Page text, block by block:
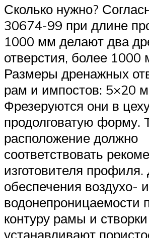
Сколько нужно?
30674-99 при длине
1000 мм делают два
отверстия, более
Размеры дренажных
рам и импостов: 5×20
Фрезеруются они в
продолговатую форму.
расположение должно
соответствовать
изготовителя профиля.
обеспечения воздухо- и
водонепроницаемости
контуру рамы и створки
устанавливают